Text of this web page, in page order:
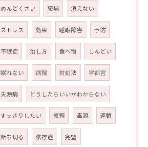
めんどくさい 職場 消えない
ストレス 効果 睡眠障害 予防
不眠症 治し方 食べ物 しんどい
眠れない 病院 対処法 宇都宮
夫源病 どうしたらいいかわからない
すっきりしたい 気軽 毒親 連鎖
断ち切る 依存症 完璧